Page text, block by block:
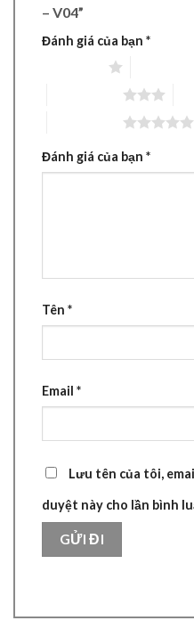
– V04”
Đánh giá của bạn *
Đánh giá của bạn *
Tên *
Email *
Lưu tên của tôi,
duyệt này cho lần bình